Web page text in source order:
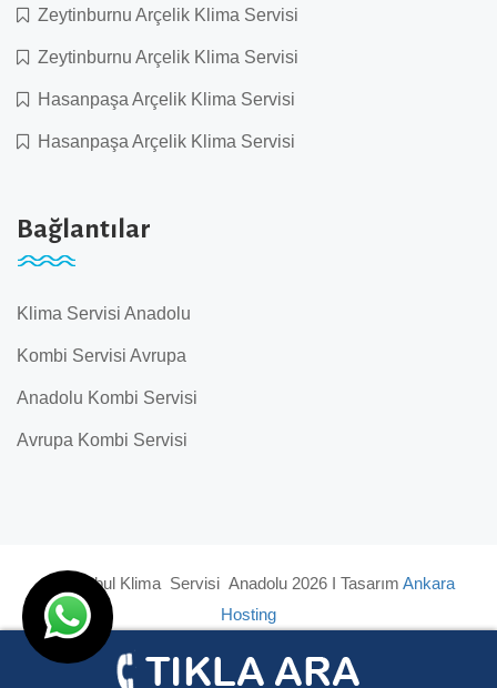
Zeytinburnu Arçelik Klima Servisi
Zeytinburnu Arçelik Klima Servisi
Hasanpaşa Arçelik Klima Servisi
Hasanpaşa Arçelik Klima Servisi
Bağlantılar
Klima Servisi Anadolu
Kombi Servisi Avrupa
Anadolu Kombi Servisi
Avrupa Kombi Servisi
© İstanbul Klima Servisi Anadolu 2026 I Tasarım Ankara
Hosting